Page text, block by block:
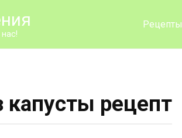
Рецепты
капусты рецепт